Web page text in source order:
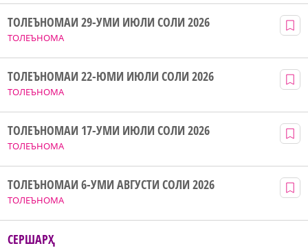
ТОЛЕЪНОМА
ТОЛЕЪНОМАИ 29-УМИ ИЮЛИ СОЛИ 2026
ТОЛЕЪНОМА
ТОЛЕЪНОМАИ 22-ЮМИ ИЮЛИ СОЛИ 2026
ТОЛЕЪНОМА
ТОЛЕЪНОМАИ 17-УМИ ИЮЛИ СОЛИ 2026
ТОЛЕЪНОМА
ТОЛЕЪНОМАИ 6-УМИ АВГУСТИ СОЛИ 2026
СЕРШАРҲ